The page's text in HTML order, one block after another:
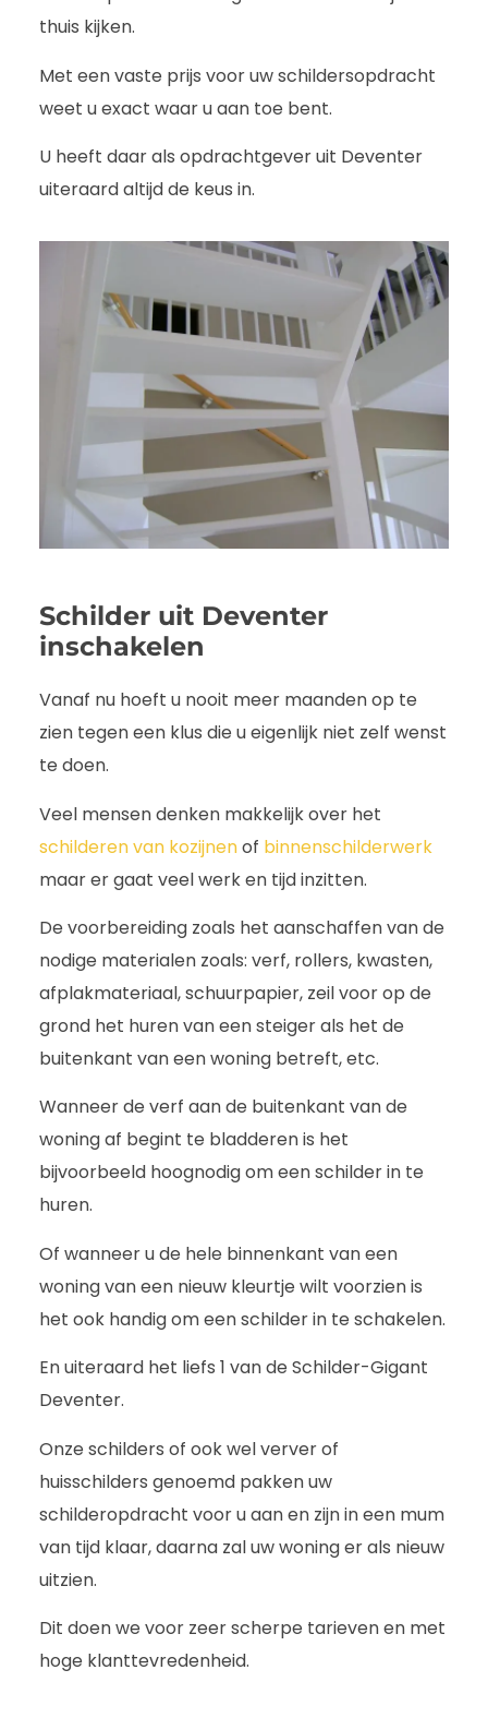
thuis kijken.
Met een vaste prijs voor uw schildersopdracht
weet u exact waar u aan toe bent.
U heeft daar als opdrachtgever uit Deventer
uiteraard altijd de keus in.
Schilder uit Deventer
inschakelen
Vanaf nu hoeft u nooit meer maanden op te
zien tegen een klus die u eigenlijk niet zelf wenst
te doen.
Veel mensen denken makkelijk over het
schilderen van kozijnenof binnenschilderwerk
maar er gaat veel werk en tijd inzitten.
De voorbereiding zoals het aanschaffen van de
nodige materialen zoals: verf, rollers, kwasten,
afplakmateriaal, schuurpapier, zeil voor op de
grond het huren van een steiger als het de
buitenkant van een woning betreft, etc.
Wanneer de verf aan de buitenkant van de
woning af begint te bladderen is het
bijvoorbeeld hoognodig om een schilder in te
huren.
Of wanneer u de hele binnenkant van een
woning van een nieuw kleurtje wilt voorzien is
het ook handig om een schilder in te schakelen.
En uiteraard het liefs 1 van de Schilder-Gigant
Deventer.
Onze schilders of ook wel verver of
huisschilders genoemd pakken uw
schilderopdracht voor u aan en zijn in een mum
van tijd klaar, daarna zal uw woning er als nieuw
uitzien.
Dit doen we voor zeer scherpe tarieven en met
hoge klanttevredenheid.